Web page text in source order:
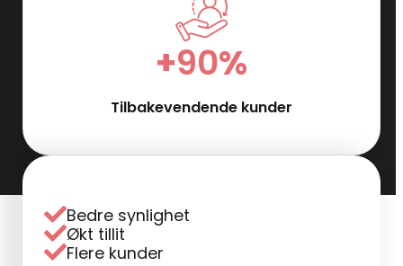
+90%
Tilbakevendende kunder
Bedre synlighet
Økt tillit
Flere kunder